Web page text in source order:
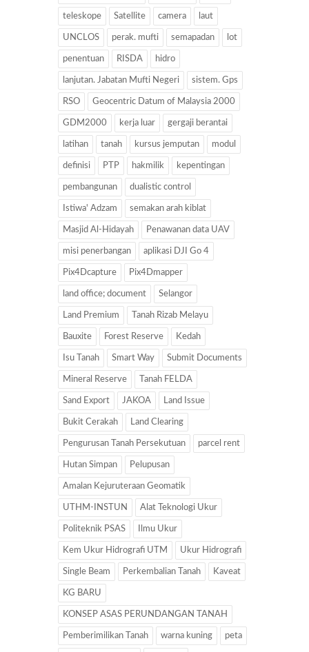
teleskope Satellite camera laut
UNCLOS perak. mufti semapadan lot
penentuan RISDA hidro
lanjutan. Jabatan Mufti Negeri sistem. Gps
RSO Geocentric Datum of Malaysia 2000
GDM2000 kerja luar gergaji berantai
latihan tanah kursus jemputan modul
definisi PTP hakmilik kepentingan
pembangunan dualistic control
Istiwa' Adzam semakan arah kiblat
Masjid Al-Hidayah Penawanan data UAV
misi penerbangan aplikasi DJI Go 4
Pix4Dcapture Pix4Dmapper
land office; document Selangor
Land Premium Tanah Rizab Melayu
Bauxite Forest Reserve Kedah
Isu Tanah Smart Way Submit Documents
Mineral Reserve Tanah FELDA
Sand Export JAKOA Land Issue
Bukit Cerakah Land Clearing
Pengurusan Tanah Persekutuan parcel rent
Hutan Simpan Pelupusan
Amalan Kejuruteraan Geomatik
UTHM-INSTUN Alat Teknologi Ukur
Politeknik PSAS Ilmu Ukur
Kem Ukur Hidrografi UTM Ukur Hidrografi
Single Beam Perkembalian Tanah Kaveat
KG BARU
KONSEP ASAS PERUNDANGAN TANAH
Pemberimilikan Tanah warna kuning peta